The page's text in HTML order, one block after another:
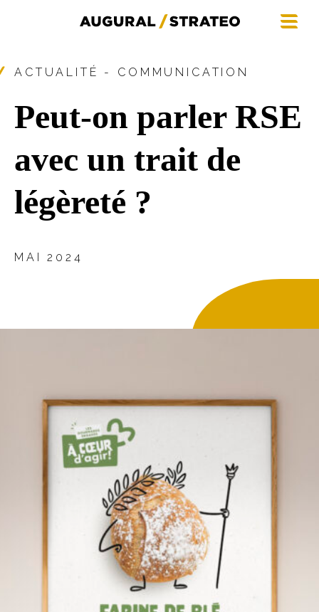
ACTUALITÉ - COMMUNICATION
Peut-on parler RSE
avec un trait de
légèreté ?
MAI 2024